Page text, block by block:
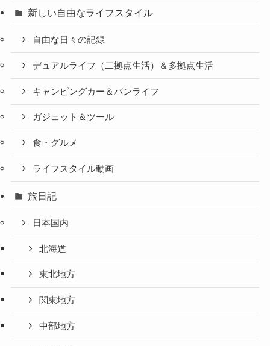
新しい自由なライフスタイル
自由な日々の記録
デュアルライフ（二拠点生活）＆多拠点生活
キャンピングカー＆バンライフ
ガジェット＆ツール
食・グルメ
ライフスタイル動画
旅日記
日本国内
北海道
東北地方
関東地方
中部地方